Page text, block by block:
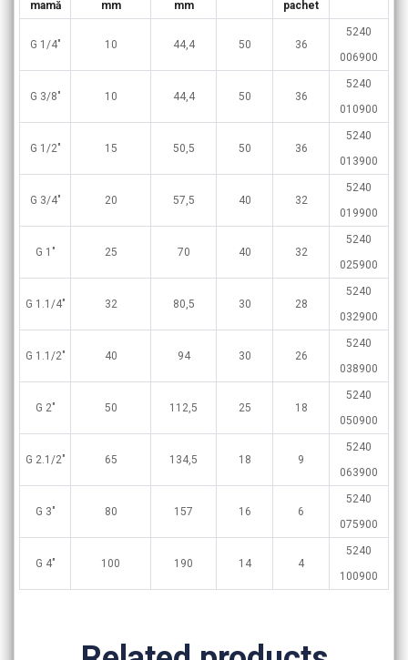
mamă
mm
mm
pachet
G 1/4″ 10 44,4 50 36
5240
006900
G 3/8″ 10 44,4 50 36
5240
010900
G 1/2″ 15 50,5 50 36
5240
013900
G 3/4″ 20 57,5 40 32
5240
019900
G 1″ 25 70 40 32
5240
025900
G 1.1/4″ 32 80,5 30 28
5240
032900
G 1.1/2″ 40 94 30 26
5240
038900
G 2″ 50 112,5 25 18
5240
050900
G 2.1/2″ 65 134,5 18 9
5240
063900
G 3″ 80 157 16 6
5240
075900
G 4″ 100 190 14 4
5240
100900